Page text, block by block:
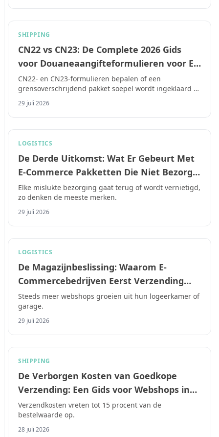
SHIPPING
CN22 vs CN23: De Complete 2026 Gids
voor Douaneaangifteformulieren voor E-
Commerce Verzenders
CN22- en CN23-formulieren bepalen of een
grensoverschrijdend pakket soepel wordt ingeklaard of
wordt vastgehouden, beboet, of geretourneerd.
29 juli 2026
LOGISTICS
De Derde Uitkomst: Wat Er Gebeurt Met
E-Commerce Pakketten Die Niet Bezorgd
of Geretourneerd Kunnen Worden
Elke mislukte bezorging gaat terug of wordt vernietigd,
zo denken de meeste merken.
29 juli 2026
LOGISTICS
De Magazijnbeslissing: Waarom E-
Commercebedrijven Eerst Verzending
Moeten Regelen Voordat Ze Een
Huurcontract Tekenen in 2026
Steeds meer webshops groeien uit hun logeerkamer of
garage.
29 juli 2026
SHIPPING
De Verborgen Kosten van Goedkope
Verzending: Een Gids voor Webshops in
2026
Verzendkosten vreten tot 15 procent van de
bestelwaarde op.
28 juli 2026